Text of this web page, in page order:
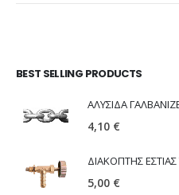
BEST SELLING PRODUCTS
ΑΛΥΣΙΔΑ
4,10 €
ΔΙΑΚΟΠΤΗΣ
5,00 €